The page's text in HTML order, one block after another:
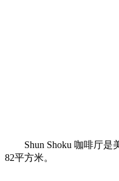
Shun Shoku 咖啡厅
82平方米。